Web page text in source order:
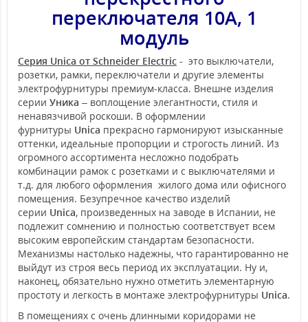
переключателя 10А, 1
модуль
Серия Unica от Schneider Electric - это выключатели,
розетки, рамки, переключатели и другие элементы
электрофурнитуры премиум-класса. Внешне изделия
серии Уника – воплощение элегантности, стиля и
ненавязчивой роскоши. В оформлении
фурнитуры Unica прекрасно гармонируют изысканные
оттенки, идеальные пропорции и строгость линий. Из
огромного ассортимента несложно подобрать
комбинации рамок с розетками и с выключателями и
т.д. для любого оформления жилого дома или офисного
помещения. Безупречное качество изделий
серии Unica, произведенных на заводе в Испании, не
подлежит сомнению и полностью соответствует всем
высоким европейским стандартам безопасности.
Механизмы настолько надежны, что гарантированно не
выйдут из строя весь период их эксплуатации. Ну и,
наконец, обязательно нужно отметить элементарную
простоту и легкость в монтаже электрофурнитуры Unica.
В помещениях с очень длинными коридорами не